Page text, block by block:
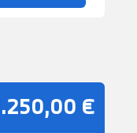
€